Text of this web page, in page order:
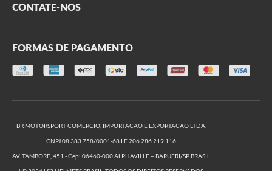
Privacidade
Trocas e Devoluções
Meus pedidos
CONTATE-NOS
(11) 2666-2999
(11) 2666-2974
FORMAS DE PAGAMENTO
BR MOTORSPORT COMERCIO, IMPORTACAO E EXPORTACAO LTDA.
CNPJ 08.383.758/0001-68 I.E 206.286.219.116
AV. TAMBORÉ, 451 - Cep: 06460-000 ALPHAVILLE – BARUERI/SP BRASIL